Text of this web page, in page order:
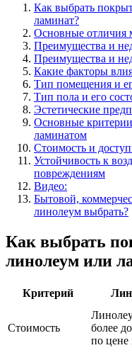
Как выбрать
ламинат?
Основные отличия
Преимущества и
Преимущества и
Какие факторы
Тип помещения и
Тип пола и его
Эстетические
Основные
ламинатом
Стоимость и
Устойчивость к
повреждениям
Видео:
Бытовой,
линолеум выбрать?
Как выбрать
линолеум или
Критерий
Стоимость
более
по цене